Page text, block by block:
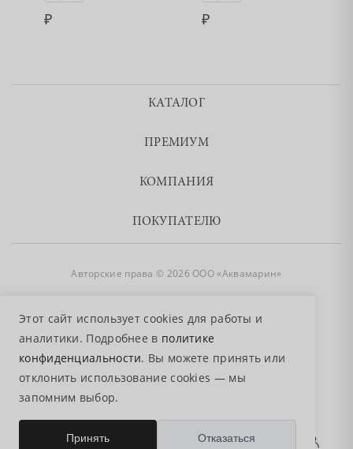
Этот сайт использует cookies для работы и
аналитики. Подробнее в политике
конфиденциальности. Вы можете принять или
отклонить использование cookies — мы
запомним выбор.
Принять Отказаться0
КАТАЛОГ
ПРЕМИУМ
КОМПАНИЯ
ПОКУПАТЕЛЮ
Авторские права © 2026 ООО «Аквамарин»